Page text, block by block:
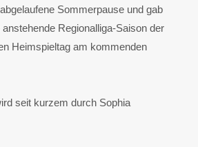
Sommerpause und gab
Regionalliga-Saison der
Heimspieltag am kommenden
seit kurzem durch Sophia